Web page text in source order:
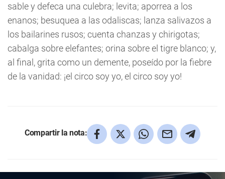
sable y defeca una culebra; levita; aporrea a los
enanos; besuquea a las odaliscas; lanza salivazos a
los bailarines rusos; cuenta chanzas y chirigotas;
cabalga sobre elefantes; orina sobre el tigre blanco; y,
al final, grita como un demente, poseído por la fiebre
de la vanidad: ¡el circo soy yo, el circo soy yo!
Compartir la nota: